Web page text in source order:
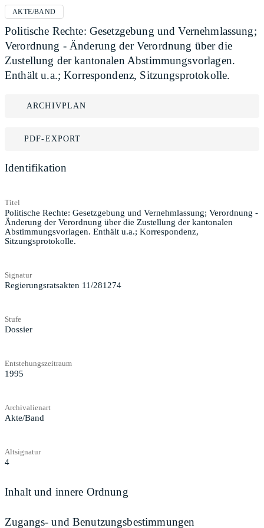
AKTE/BAND
Politische Rechte: Gesetzgebung und Vernehmlassung;
Verordnung - Änderung der Verordnung über die
Zustellung der kantonalen Abstimmungsvorlagen.
Enthält u.a.; Korrespondenz, Sitzungsprotokolle.
ARCHIVPLAN
PDF-EXPORT
Identifikation
Titel
Politische Rechte: Gesetzgebung und Vernehmlassung; Verordnung -
Änderung der Verordnung über die Zustellung der kantonalen
Abstimmungsvorlagen. Enthält u.a.; Korrespondenz,
Sitzungsprotokolle.
Signatur
Regierungsratsakten 11/281274
Stufe
Dossier
Entstehungszeitraum
1995
Archivalienart
Akte/Band
Altsignatur
4
Inhalt und innere Ordnung
Zugangs- und Benutzungsbestimmungen